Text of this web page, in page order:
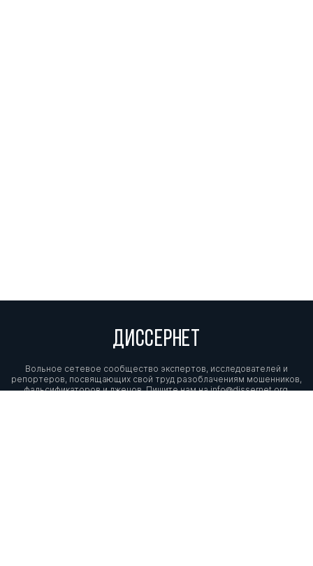
ДИССЕРНЕТ
Вольное сетевое сообщество экспертов, исследователей и
репортеров, посвящающих свой труд разоблачениям мошенников,
фальсификаторов и лжецов. Пишите нам наinfo@dissernet.org.